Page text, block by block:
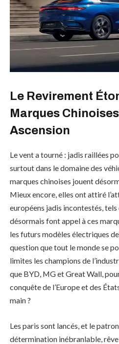
Le Revirement
Marques
Ascension
Le vent a tourné : jadis raillées
surtout dans le domaine des
marques chinoises jouent
Mieux encore, elles ont attiré
européens jadis incontestés,
désormais font appel à ces
les futurs modèles électriques
question que tout le monde se
limites les champions de
que BYD, MG et Great Wall,
conquête de l’Europe et des
main ?
Les paris sont lancés, et le
détermination inébranlable,